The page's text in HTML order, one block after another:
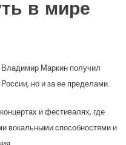
в мире
Маркин получил
но и за ее пределами.
и фестивалях, где
вокальными способностями и